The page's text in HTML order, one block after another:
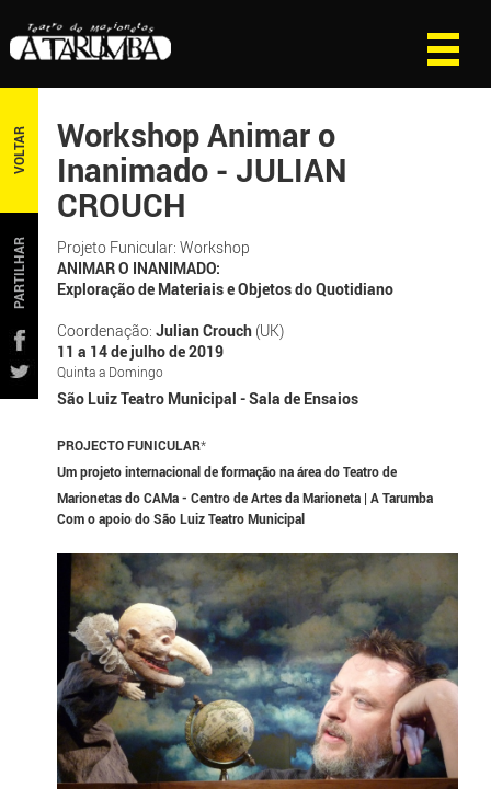
VOLTAR
PARTILHAR
Workshop Animar o
Inanimado - JULIAN
CROUCH
Projeto Funicular: Workshop
ANIMAR O INANIMADO:
Exploração de Materiais e Objetos do Quotidiano
Coordenação: Julian Crouch (UK)
11 a 14 de julho de 2019
Quinta a Domingo
São Luiz Teatro Municipal - Sala de Ensaios
PROJECTO FUNICULAR*
Um projeto internacional de formação na área do Teatro de
Marionetas do CAMa - Centro de Artes da Marioneta | A Tarumba
Com o apoio do São Luiz Teatro Municipal